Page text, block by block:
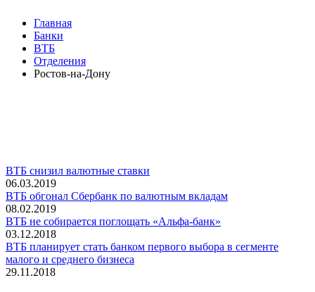
Главная
Банки
ВТБ
Отделения
Ростов-на-Дону
ВТБ снизил валютные ставки
06.03.2019
ВТБ обгонал Сбербанк по валютным вкладам
08.02.2019
ВТБ не собирается поглощать «Альфа-банк»
03.12.2018
ВТБ планирует стать банком первого выбора в сегменте
малого и среднего бизнеса
29.11.2018